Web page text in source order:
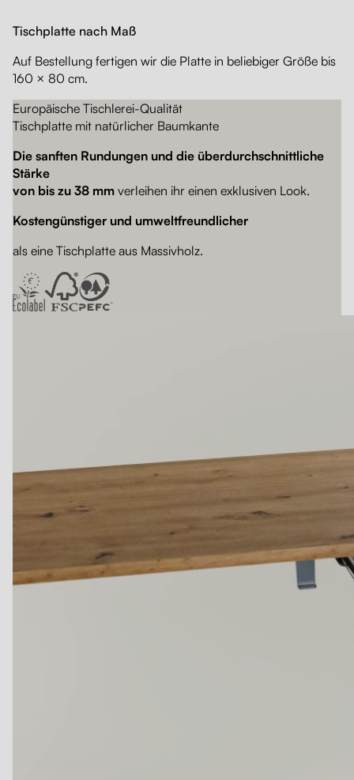
Tischplatte nach Maß
Auf Bestellung fertigen wir die Platte in beliebiger Größe bis
160 × 80 cm.
Europäische Tischlerei-Qualität
Tischplatte mit natürlicher Baumkante
Die sanften Rundungen und die überdurchschnittliche
Stärke
von bis zu 38 mm verleihen ihr einen exklusiven Look.
Kostengünstiger und umweltfreundlicher
als eine Tischplatte aus Massivholz.